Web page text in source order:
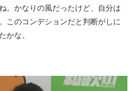
。かなりの風だったけど、自分は
このコンデションだと判断がしに
かな。